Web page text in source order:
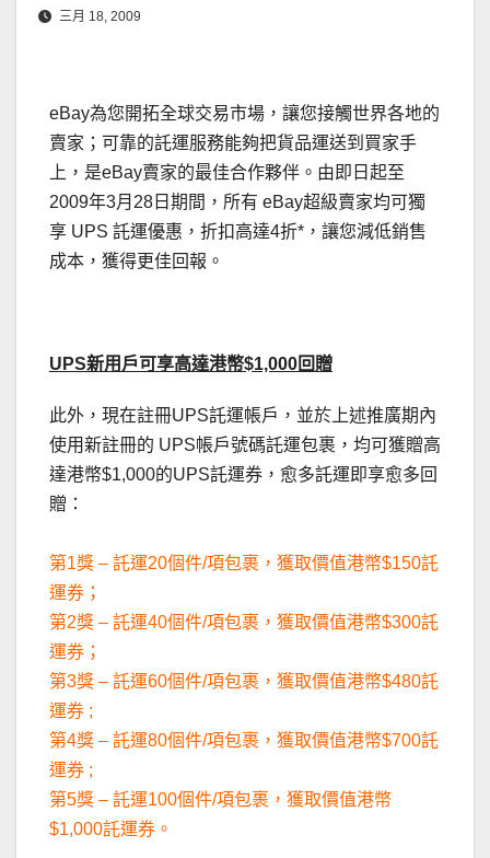
三月 18, 2009
eBay為您開拓全球交易市場，讓您接觸世界各地的
賣家；可靠的託運服務能夠把貨品運送到買家手
上，是eBay賣家的最佳合作夥伴。由即日起至
2009年3月28日期間，所有 eBay超級賣家均可獨
享 UPS 託運優惠，折扣高達4折*，讓您減低銷售
成本，獲得更佳回報。
UPS新用戶可享高達港幣$1,000回贈
此外，現在註冊UPS託運帳戶，並於上述推廣期內
使用新註冊的 UPS帳戶號碼託運包裹，均可獲贈高
達港幣$1,000的UPS託運券，愈多託運即享愈多回
贈：
第1獎 – 託運20個件/項包裹，獲取價值港幣$150託
運券；
第2獎 – 託運40個件/項包裹，獲取價值港幣$300託
運券；
第3獎 – 託運60個件/項包裹，獲取價值港幣$480託
運券 ;
第4獎 – 託運80個件/項包裹，獲取價值港幣$700託
運券 ;
第5獎 – 託運100個件/項包裹，獲取價值港幣
$1,000託運券。